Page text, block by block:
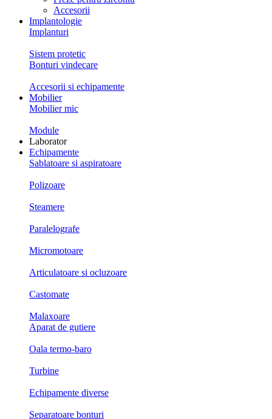
Accesorii
Implantologie
Implanturi
Sistem protetic
Bonturi vindecare
Accesorii si echipamente
Mobilier
Mobilier mic
Module
Laborator
Echipamente
Sablatoare si aspiratoare
Polizoare
Steamere
Paralelografe
Micromotoare
Articulatoare si ocluzoare
Castomate
Malaxoare
Aparat de gutiere
Oala termo-baro
Turbine
Echipamente diverse
Separatoare bonturi